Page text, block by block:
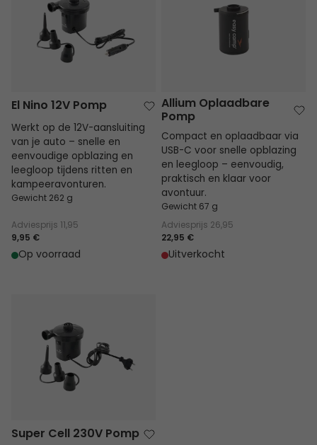
El Nino 12V Pomp
Werkt op de 12V-aansluiting
van je auto – snelle en
eenvoudige opblazing en
leegloop tijdens ritten en
kampeeravonturen.
Gewicht 262 g
Adviesprijs 11,95
9,95 €
Op voorraad
Allium Oplaadbare
Pomp
Compact en oplaadbaar via
USB-C voor snelle opblazing
en leegloop – eenvoudig,
praktisch en klaar voor
avontuur.
Gewicht 67 g
Adviesprijs 26,95
22,95 €
Uitverkocht
Super Cell 230V Pomp